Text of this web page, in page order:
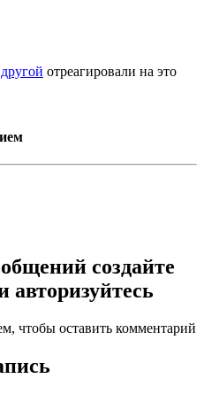
отреагировали на это
создайте
авторизуйтесь
чтобы оставить комментарий